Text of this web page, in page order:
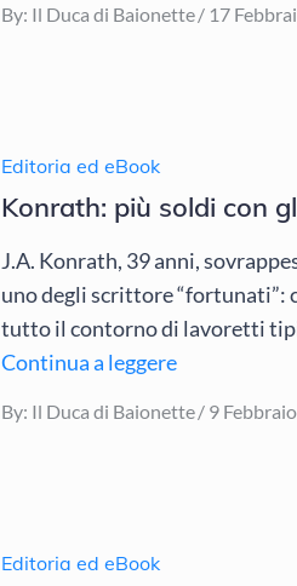
By: Il Duca di Baionette
Posted
17
Editoria ed eBook
Konrath: più soldi con
J.A. Konrath, 39 anni,
uno degli scrittore “fortunati”:
tutto il contorno di lavoretti
Continua a leggere
By: Il Duca di Baionette
Posted
9
Editoria ed eBook